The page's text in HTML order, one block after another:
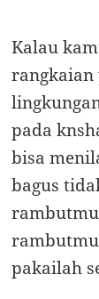
Kalau
rangkaian
pada
bisa
bagus
pakailah